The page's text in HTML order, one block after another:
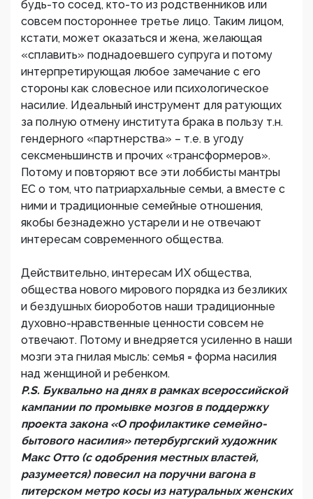
будь-то сосед, кто-то из родственников или
совсем постороннее третье лицо. Таким лицом,
кстати, может оказаться и жена, желающая
«сплавить» поднадоевшего супруга и потому
интерпретирующая любое замечание с его
стороны как словесное или психологическое
насилие. Идеальный инструмент для ратующих
за полную отмену института брака в пользу т.н.
гендерного «партнерства» – т.е. в угоду
сексменьшинств и прочих «трансформеров».
Потому и повторяют все эти лоббисты мантры
ЕС о том, что патриархальные семьи, а вместе с
ними и традиционные семейные отношения,
якобы безнадежно устарели и не отвечают
интересам современного общества.
Действительно, интересам ИХ общества,
общества нового мирового порядка из безликих
и бездушных биороботов наши традиционные
духовно-нравственные ценности совсем не
отвечают. Потому и внедряется усиленно в наши
мозги эта гнилая мысль: семья = форма насилия
над женщиной и ребенком.
P.S. Буквально на днях в рамках всероссийской
кампании по промывке мозгов в поддержку
проекта закона «О профилактике семейно-
бытового насилия» петербургский художник
Макс Отто (с одобрения местных властей,
разумеется) повесил на поручни вагона в
питерском метро косы из натуральных женских